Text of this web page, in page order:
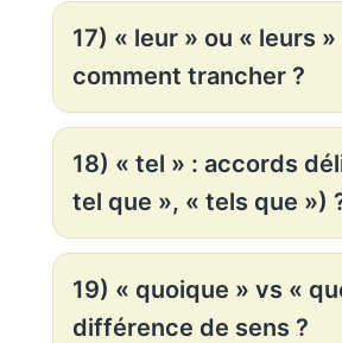
17) « leur » ou « leurs »
comment trancher ?
18) « tel » : accords
tel que », « tels que »)
19) « quoique » vs «
différence de sens ?